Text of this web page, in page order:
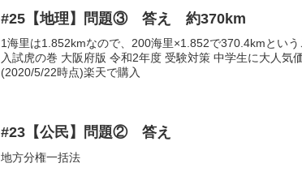
#25【地理】問題③ 答え 約370km
1海里は1.852kmなので、200海里×1.852で370.4kmとい
入試虎の巻 大阪府版 令和2年度 受験対策 中学生に大人気
(2020/5/22時点)楽天で購入
#23【公民】問題② 答え
地方分権一括法